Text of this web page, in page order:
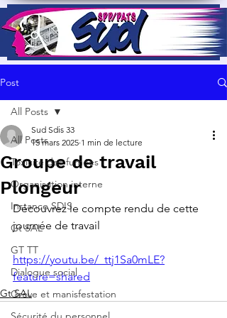
Post
All Posts
Toxicité des fumées
Organisation interne
Instance SDIS
Gt SAL
GT TT
Dialogue social
Grève et manisfestation
All Posts
Groupe de travail
Plongeur
Sud Sdis 33
15 mars 2025 1 min de lecture
Découvrez le compte rendu de cette
journée de travail
https://youtu.be/_ttj1Sa0mLE?
feature=shared
Gt SAL